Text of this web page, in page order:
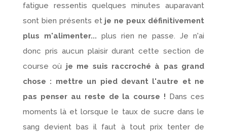
fatigue ressentis quelques minutes auparavant
sont bien présents et je ne peux définitivement
plus m'alimenter... plus rien ne passe. Je n'ai
donc pris aucun plaisir durant cette section de
course où je me suis raccroché à pas grand
chose : mettre un pied devant l'autre et ne
pas penser au reste de la course ! Dans ces
moments là et lorsque le taux de sucre dans le
sang devient bas il faut à tout prix tenter de